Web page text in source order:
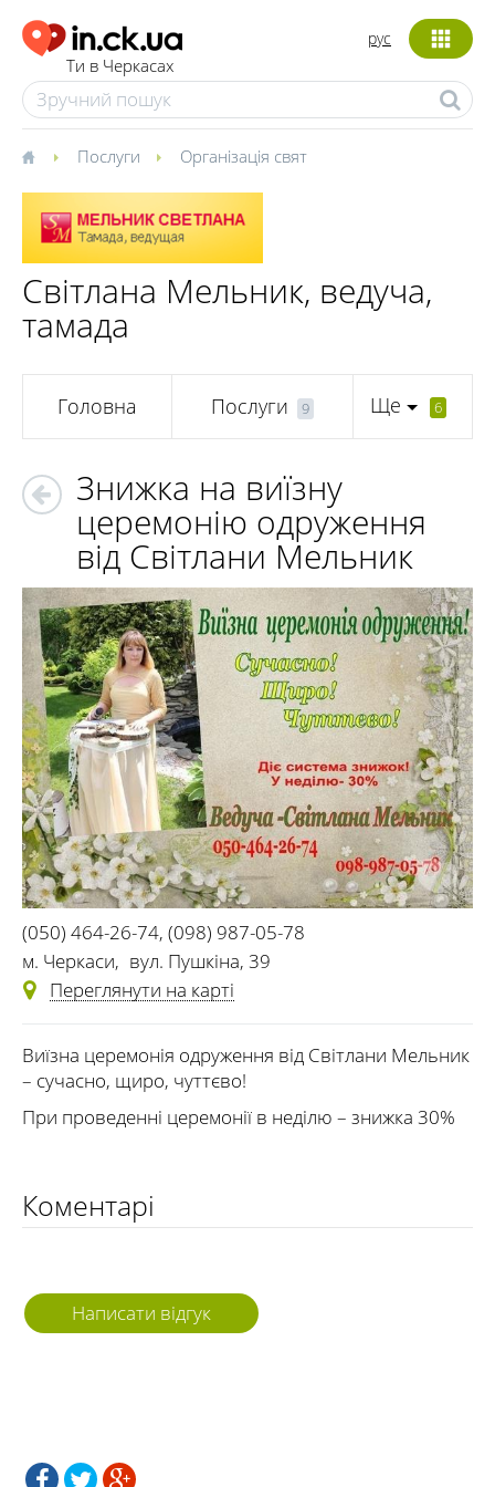
Ти в Черкасах
рус
Послуги Організація свят
Світлана Мельник, ведуча,
тамада
Головна Послуги 9 Ще 6
Знижка на виїзну
церемонію одруження
від Світлани Мельник
(050) 464-26-74, (098) 987-05-78
м. Черкаси, вул. Пушкіна, 39
Переглянути на карті
Виїзна церемонія одруження від Світлани Мельник
– сучасно, щиро, чуттєво!
При проведенні церемонії в неділю – знижка 30%
Коментарі
Написати відгук